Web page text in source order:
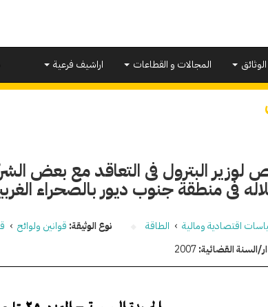
المجالات و القطاعات اراشيف فرعية
لوزير البترول فى التعاقد مع بعض
فى منطقة جنوب ديور بالصحراء
اقتصادية ومالية › الطاقة نوع الوثيقة: قوانين ولوائح ›
السنة القضائية:2007